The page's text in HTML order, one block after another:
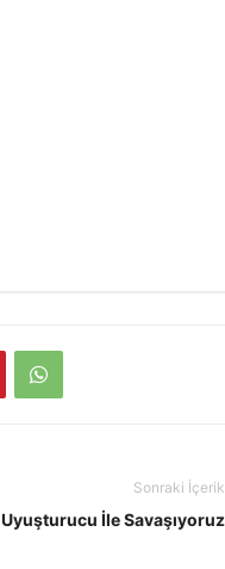
Sonraki İçerik
Uyuşturucu İle Savaşıyoruz